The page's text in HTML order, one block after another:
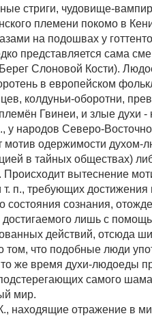
стриги, чудовище-
племени покомо в
на подошвах у
представляется сама
Слоновой Кости).
в европейском
колдуньи-оборотни,
Гвинеи, и злые духи -
у народов Северо-
мотив одержимости духом-
в тайных обществах)
Происходит вытеснение
п., требующих достижения
сознания,
лишь с
действий, отсюда
том, что подобные люди
же время духи-людоеды
самого
мир.
находящие отражение в